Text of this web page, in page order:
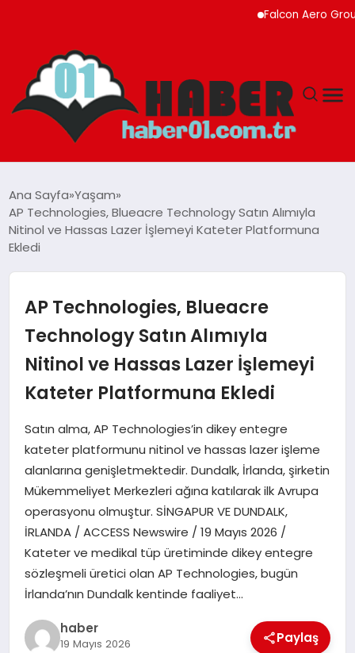
Falcon Aero Group,
ADANA
GÜNDEM
MAGAZIN
EĞITIM
TEKNOLOJI
Ana Sayfa Yaşam
AP Technologies, Blueacre Technology Satın Alımıyla
Nitinol ve Hassas Lazer İşlemeyi Kateter Platformuna
Ekledi
AP Technologies, Blueacre
Technology Satın Alımıyla
Nitinol ve Hassas Lazer İşlemeyi
Kateter Platformuna Ekledi
Satın alma, AP Technologies’in dikey entegre
kateter platformunu nitinol ve hassas lazer işleme
alanlarına genişletmektedir. Dundalk, İrlanda, şirketin
Mükemmeliyet Merkezleri ağına katılarak ilk Avrupa
operasyonu olmuştur. SİNGAPUR VE DUNDALK,
İRLANDA / ACCESS Newswire / 19 Mayıs 2026 /
Kateter ve medikal tüp üretiminde dikey entegre
sözleşmeli üretici olan AP Technologies, bugün
İrlanda’nın Dundalk kentinde faaliyet…
haber
19 Mayıs 2026 Paylaş